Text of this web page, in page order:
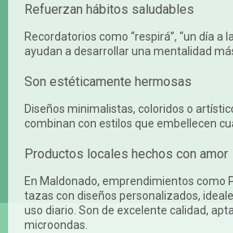
Refuerzan hábitos saludables
Recordatorios como “respirá”, “un día a
ayudan a desarrollar una mentalidad
Son estéticamente hermosas
Diseños minimalistas, coloridos o
combinan con estilos que embellecen
Productos locales hechos con amor
En Maldonado, emprendimientos como
tazas con diseños personalizados,
uso diario. Son de excelente calidad,
microondas.